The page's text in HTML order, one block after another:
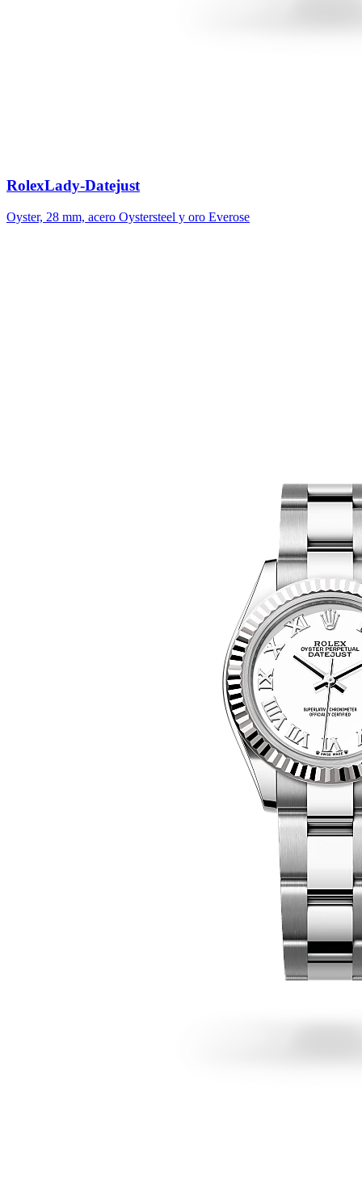
RolexLady-Datejust
Oyster, 28 mm, acero Oystersteel y oro Everose